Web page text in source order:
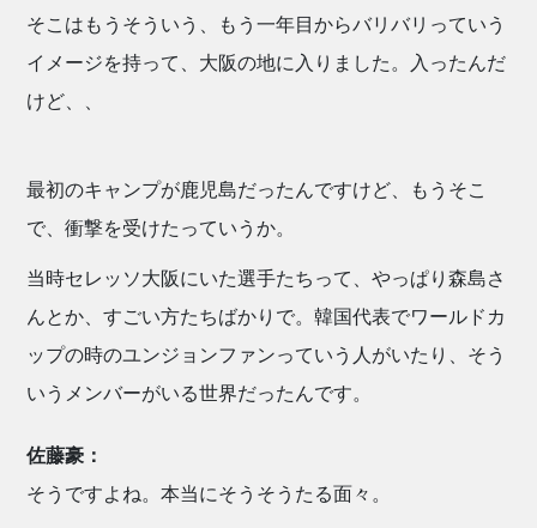
そこはもうそういう、もう一年目からバリバリっていう
イメージを持って、大阪の地に入りました。入ったんだ
けど、、
最初のキャンプが鹿児島だったんですけど、もうそこ
で、衝撃を受けたっていうか。
当時セレッソ大阪にいた選手たちって、やっぱり森島さ
んとか、すごい方たちばかりで。韓国代表でワールドカ
ップの時のユンジョンファンっていう人がいたり、そう
いうメンバーがいる世界だったんです。
佐藤豪：
そうですよね。本当にそうそうたる面々。